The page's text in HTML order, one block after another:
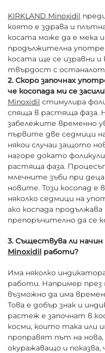
KIRKLAND Minoxidil
която е здрава и
косата може да е мека и
продължителна
косата ще се изравни
твърдост с
2. Скоро започнах
че косопада ми се
Minoxidil стимулира
спяща в растяща фаза.
забележите временно
първите две седмици
някои случаи защото
нагоре докато
растяща фаза.
млечните зъби при
новите. Този косопад е
няколко седмици на
ако коспада
препоръчително да се
3. Съществува ли начин
Minoxidil работи?
Има няколко
работи. Например
възможно да има
Това е добър знак и
растеж е започнат в
косми, които така или
проправят път на нова,
окуражаващо и